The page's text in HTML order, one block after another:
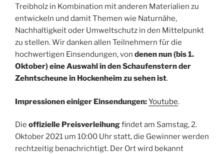
Treibholz in Kombination mit anderen Materialien zu
entwickeln und damit Themen wie Naturnähe,
Nachhaltigkeit oder Umweltschutz in den Mittelpunkt
zu stellen. Wir danken allen Teilnehmern für die
hochwertigen Einsendungen, von denen nun (bis 1.
Oktober)eine Auswahl in den Schaufenstern der
Zehntscheune in Hockenheim zu sehen ist.
Impressionen einiger Einsendungen:Youtube.
Die offizielle Preisverleihungfindet am Samstag, 2.
Oktober 2021 um 10:00 Uhr statt, die Gewinner werden
rechtzeitig benachrichtigt. Der Ort wird bekannt